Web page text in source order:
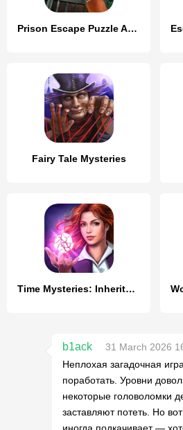
Prison Escape Puzzle Adventure
Fairy Tale Mysteries
Time Mysteries: Inheritance
b1ack
31 March 2026
Неплохая загадочная
поработать. Уровни
некоторые головоломки
заставляют потеть. Но